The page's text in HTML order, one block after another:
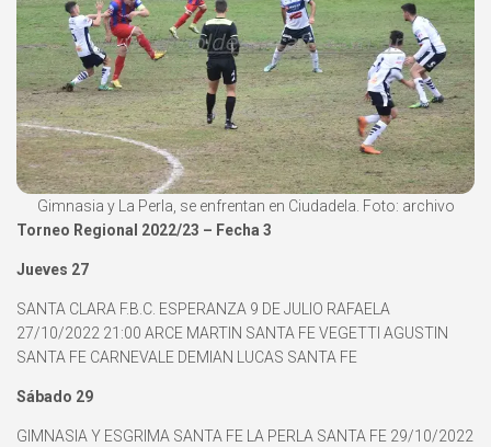
Gimnasia y La Perla, se enfrentan en Ciudadela. Foto: archivo
Torneo Regional 2022/23 – Fecha 3
Jueves 27
SANTA CLARA F.B.C. ESPERANZA 9 DE JULIO RAFAELA
27/10/2022 21:00 ARCE MARTIN SANTA FE VEGETTI AGUSTIN
SANTA FE CARNEVALE DEMIAN LUCAS SANTA FE
Sábado 29
GIMNASIA Y ESGRIMA SANTA FE LA PERLA SANTA FE 29/10/2022